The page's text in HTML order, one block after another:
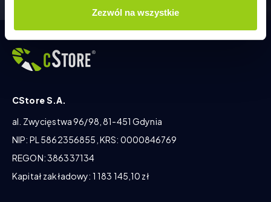
Zezwól na wszystkie
CStore S.A.
al. Zwycięstwa 96/98, 81-451 Gdynia
NIP: PL 5862356855, KRS: 0000846769
REGON: 386337134
Kapitał zakładowy: 1 183 145,10 zł